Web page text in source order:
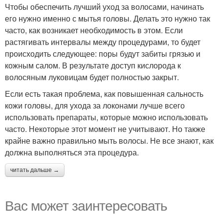
Чтобы обеспечить лучший уход за волосами, начинать
его нужно именно с мытья головы. Делать это нужно так
часто, как возникает необходимость в этом. Если
растягивать интервалы между процедурами, то будет
происходить следующее: поры будут забиты грязью и
кожным салом. В результате доступ кислорода к
волосяным луковицам будет полностью закрыт.
Если есть такая проблема, как повышенная сальность
кожи головы, для ухода за локонами лучше всего
использовать препараты, которые можно использовать
часто. Некоторые этот момент не учитывают. Но также
крайне важно правильно мыть волосы. Не все знают, как
должна выполняться эта процедура.
читать дальше →
Вас может заинтересовать